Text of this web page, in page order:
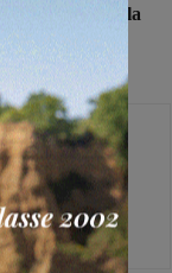
in serie B con la